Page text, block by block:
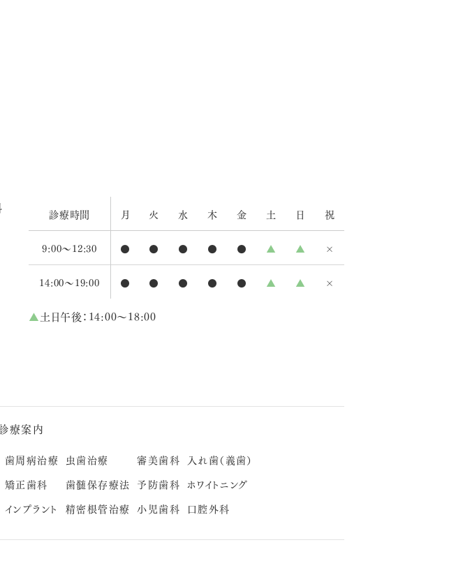
診療時間 月 火 水 木 金 土 日 祝
9:00～12:30 ● ● ● ● ● ▲ ▲ ×
14:00～19:00 ● ● ● ● ● ▲ ▲ ×
▲土日午後：14:00～18:00
療案内
歯周病治療
矯正歯科
インプラント
虫歯治療
歯髄保存療法
精密根管治療
審美歯科
予防歯科
小児歯科
入れ歯（義歯）
ホワイトニング
口腔外科